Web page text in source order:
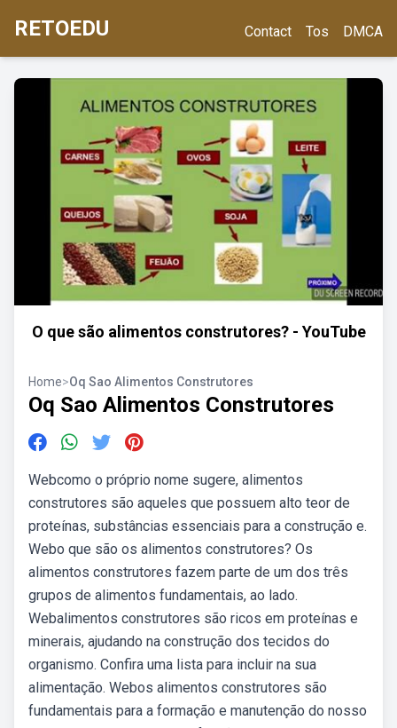
RETOEDU Contact Tos DMCA
O que são alimentos construtores? - YouTube
Home>Oq Sao Alimentos Construtores
Oq Sao Alimentos Construtores
Webcomo o próprio nome sugere, alimentos
construtores são aqueles que possuem alto teor de
proteínas, substâncias essenciais para a construção e.
Webo que são os alimentos construtores? Os
alimentos construtores fazem parte de um dos três
grupos de alimentos fundamentais, ao lado.
Webalimentos construtores são ricos em proteínas e
minerais, ajudando na construção dos tecidos do
organismo. Confira uma lista para incluir na sua
alimentação. Webos alimentos construtores são
fundamentais para a formação e manutenção do nosso